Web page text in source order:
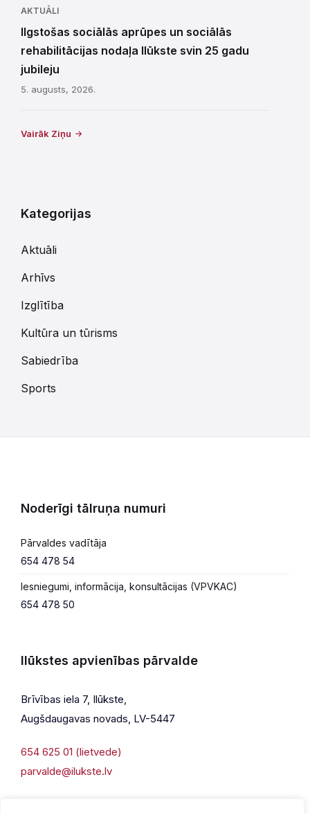
AKTUĀLI
Ilgstošas sociālās aprūpes un sociālās
rehabilitācijas nodaļa Ilūkste svin 25 gadu
jubileju
5. augusts, 2026.
Vairāk Ziņu
Kategorijas
Aktuāli
Arhīvs
Izglītība
Kultūra un tūrisms
Sabiedrība
Sports
Noderīgi tālruņa numuri
Pārvaldes vadītāja
654 478 54
Iesniegumi, informācija, konsultācijas (VPVKAC)
654 478 50
Ilūkstes apvienības pārvalde
Brīvības iela 7, Ilūkste,
Augšdaugavas novads, LV-5447
654 625 01 (lietvede)
parvalde@ilukste.lv